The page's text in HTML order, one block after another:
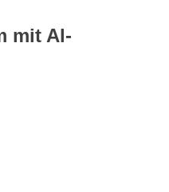
mit Al-